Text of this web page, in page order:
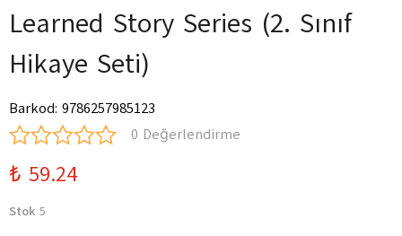
Learned Story Series (2. Sınıf
Hikaye Seti)
Barkod: 9786257985123
0 Değerlendirme
₺ 59.24
Stok 5